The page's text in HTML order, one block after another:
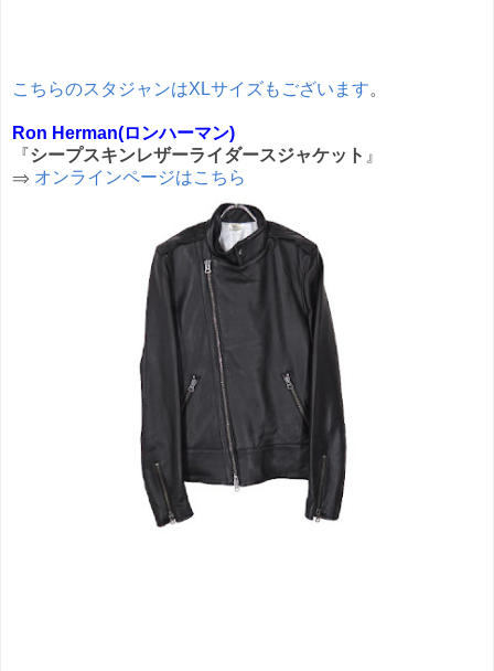
こちらのスタジャンはXLサイズもございます。
Ron Herman(ロンハーマン)
『シープスキンレザーライダースジャケット 』
⇒ オンラインページはこちら